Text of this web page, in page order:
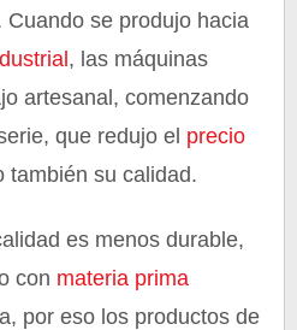
se produjo hacia
, las máquinas
artesanal, comenzando
que redujo el precio
también su calidad.
es menos durable,
con materia prima
por eso los productos de